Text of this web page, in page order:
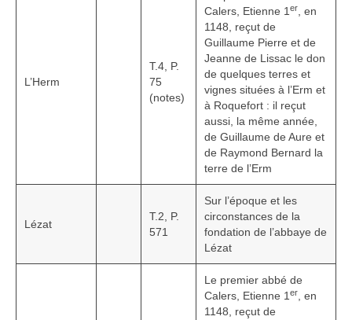
L’Herm
T.4, P.
75
(notes)
Calers, Etienne 1 er
, en
1148, reçut de
Guillaume Pierre et de
Jeanne de Lissac le don
de quelques terres et
vignes situées à l’Erm et
à Roquefort : il reçut
aussi, la même année,
de Guillaume de Aure et
de Raymond Bernard la
terre de l’Erm
Lézat
T.2, P.
571
Sur l’époque et les
circonstances de la
fondation de l’abbaye de
Lézat
Le premier abbé de
Calers, Etienne 1 er
, en
1148, reçut de